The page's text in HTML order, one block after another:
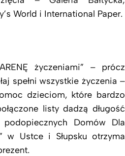
World i International Paper.
życzeniami” – prócz
spełni wszystkie życzenia –
dzieciom, które bardzo
listy dadzą długość
Domów Dla
w Ustce i Słupsku otrzyma